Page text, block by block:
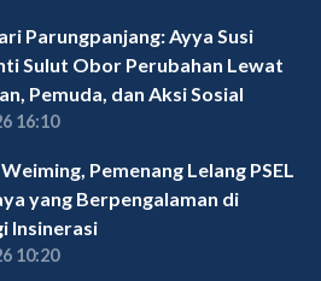
Parungpanjang: Ayya Susi
Sulut Obor Perubahan Lewat
Pemuda, dan Aksi Sosial
16:10
Pemenang Lelang PSEL
yang Berpengalaman di
Insinerasi
10:20